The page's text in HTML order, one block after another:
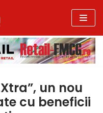
un nou
cu beneficii